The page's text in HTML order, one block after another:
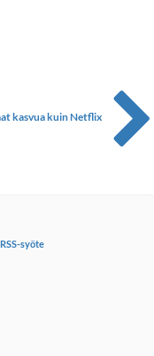
kasvua kuin Netflix
syöte